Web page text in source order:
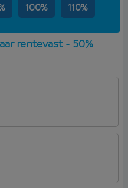
100% 110%
rentevast - 50%